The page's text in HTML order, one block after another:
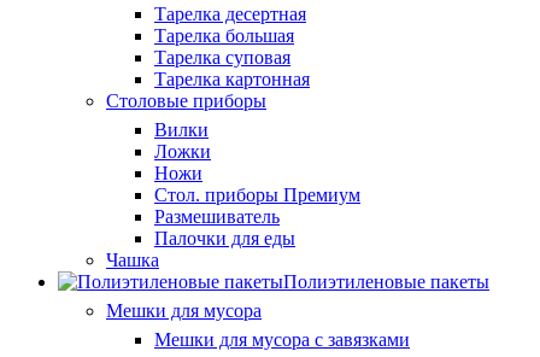
Тарелка десертная
Тарелка большая
Тарелка суповая
Тарелка картонная
Столовые приборы
Вилки
Ложки
Ножи
Стол. приборы Премиум
Размешиватель
Палочки для еды
Чашка
Полиэтиленовые пакеты
Мешки для мусора
Мешки для мусора с завязками